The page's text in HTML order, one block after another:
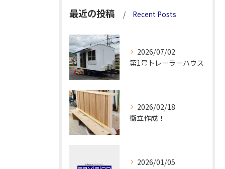
最近の投稿 Recent Posts
2026/07/02
第1号トレーラーハウス
2026/02/18
衝立作成！
2026/01/05